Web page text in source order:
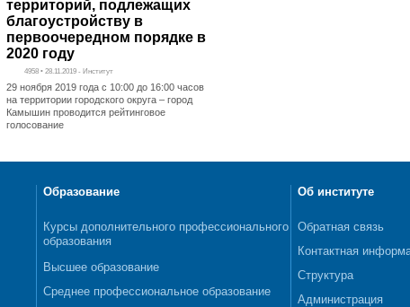
территорий, подлежащих
благоустройству в
первоочередном порядке в
2020 году
4958 • 28.11.2019 - Институт
29 ноября 2019 года с 10:00 до 16:00 часов
на территории городского округа – город
Камышин проводится рейтинговое
голосование
Образование
Курсы дополнительного профессионального
образования
Высшее образование
Среднее профессиональное образование
Об институте
Обратная связь
Контактная
Структура
Администрация